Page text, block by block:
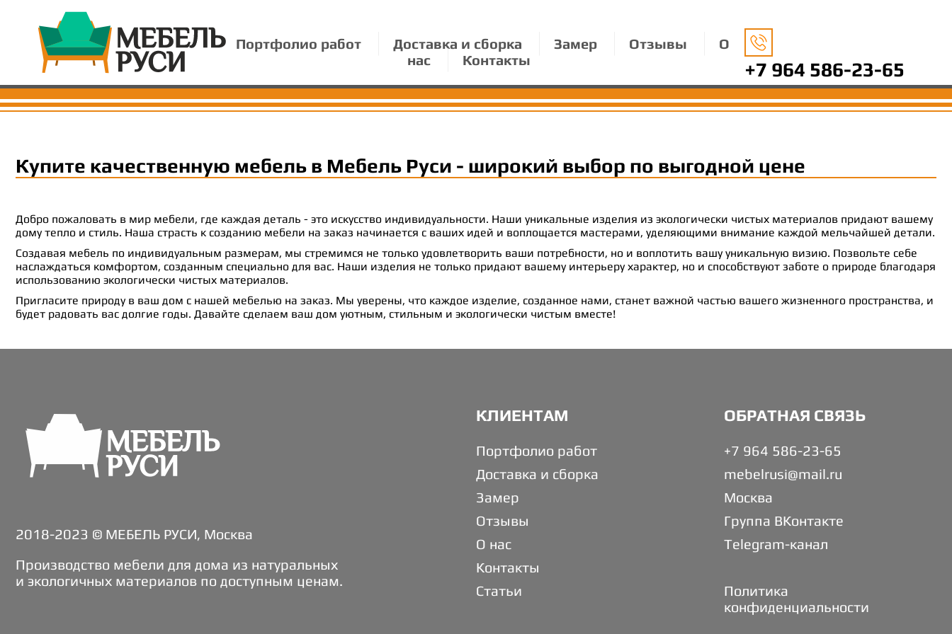
Портфолио работ Доставка и сборка Замер Отзывы
О
нас
Контакты +7 964 586-23-65
Купите качественную мебель в Мебель Руси - широкий выбор по выгодной цене
Добро пожаловать в мир мебели, где каждая деталь - это искусство индивидуальности. Наши уникальные изделия из экологически чистых материалов придают вашему
дому тепло и стиль. Наша страсть к созданию мебели на заказ начинается с ваших идей и воплощается мастерами, уделяющими внимание каждой мельчайшей детали.
Создавая мебель по индивидуальным размерам, мы стремимся не только удовлетворить ваши потребности, но и воплотить вашу уникальную визию. Позвольте себе
наслаждаться комфортом, созданным специально для вас. Наши изделия не только придают вашему интерьеру характер, но и способствуют заботе о природе благодаря
использованию экологически чистых материалов.
Пригласите природу в ваш дом с нашей мебелью на заказ. Мы уверены, что каждое изделие, созданное нами, станет важной частью вашего жизненного пространства, и
будет радовать вас долгие годы. Давайте сделаем ваш дом уютным, стильным и экологически чистым вместе!
2018-2023 © МЕБЕЛЬ РУСИ, Москва
Производство мебели для дома из натуральных
и экологичных материалов по доступным ценам.
КЛИЕНТАМ
Портфолио работ
Доставка и сборка
Замер
Отзывы
О нас
Контакты
Статьи
ОБРАТНАЯ СВЯЗЬ
+7 964 586-23-65
mebelrusi@mail.ru
Москва
Группа ВКонтакте
Telegram-канал
Политика
конфиденциальности